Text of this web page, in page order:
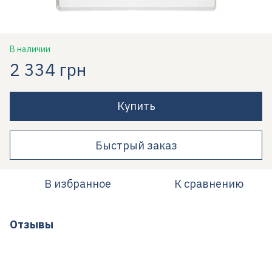
В наличии
2 334 грн
Купить
Быстрый заказ
В избранное К сравнению
Отзывы